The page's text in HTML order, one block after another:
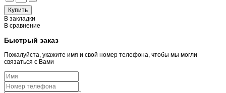
В закладки
В сравнение
Быстрый заказ
Пожалуйста, укажите имя и свой номер телефона, чтобы мы могли
связаться с Вами